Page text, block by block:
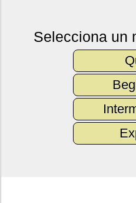
Selecciona un